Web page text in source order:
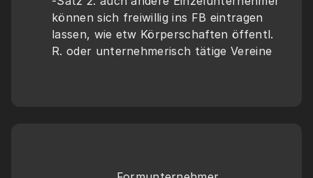
können sich freiwillig ins FB eintragen
lassen, wie etw Körperschaften öffentl.
R. oder unternehmerisch tätige Vereine